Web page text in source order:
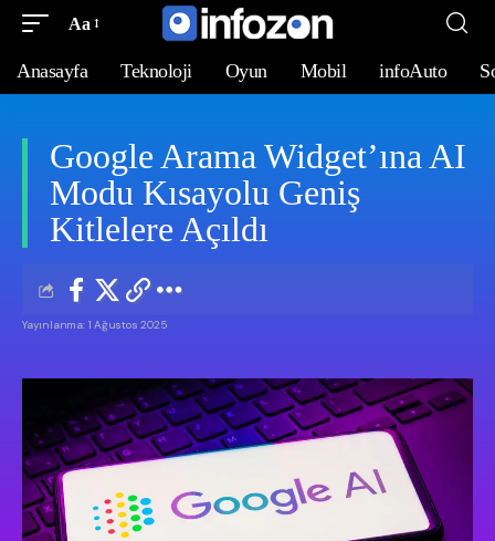
Aa
Anasayfa Teknoloji Oyun Mobil infoAuto
Google Arama Widget’ına AI
Modu Kısayolu Geniş
Kitlelere Açıldı
Yayınlanma: 1 Ağustos 2025